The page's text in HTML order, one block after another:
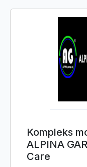
Kompleks
ALPINA
Care